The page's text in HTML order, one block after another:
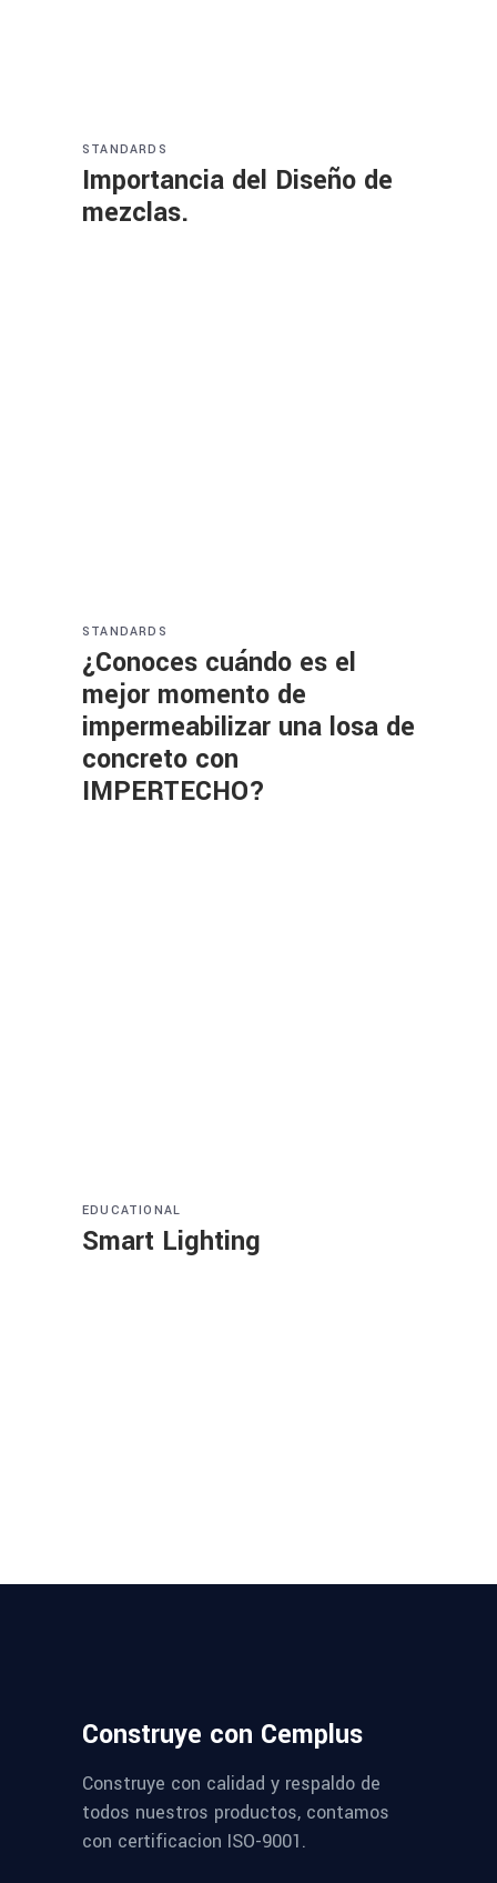
STANDARDS
Importancia del Diseño de
mezclas.
STANDARDS
¿Conoces cuándo es el
mejor momento de
impermeabilizar una losa de
concreto con
IMPERTECHO?
EDUCATIONAL
Smart Lighting
Construye con Cemplus
Construye con calidad y respaldo de
todos nuestros productos, contamos
con certificacion ISO-9001.